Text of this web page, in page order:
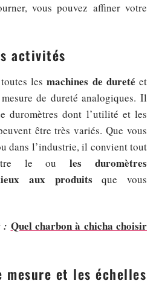
vous pouvez affiner votre
activités
lesmachines de dureté et
de dureté analogiques. Il
duromètres dont l’utilité et les
être très variés. Que vous
dans l’industrie, il convient tout
le oules duromètres
aux produits que vous
: Quel charbon à chicha choisir
mesure et les échelles